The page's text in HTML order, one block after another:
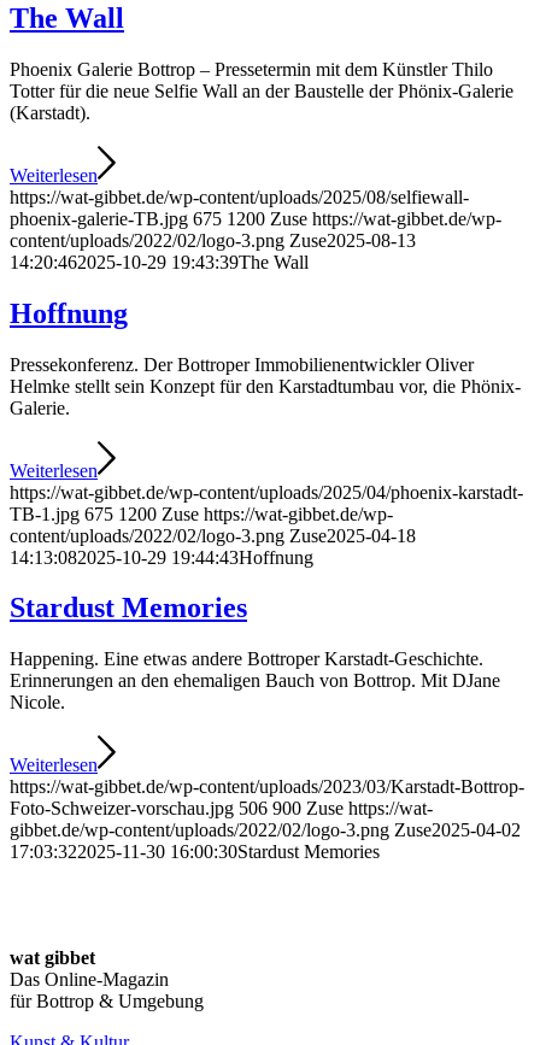
The Wall
Phoenix Galerie Bottrop – Pressetermin mit dem Künstler Thilo
Totter für die neue Selfie Wall an der Baustelle der Phönix-Galerie
(Karstadt).
Weiterlesen
https://wat-gibbet.de/wp-content/uploads/2025/08/selfiewall-
phoenix-galerie-TB.jpg 675 1200 Zuse https://wat-gibbet.de/wp-
content/uploads/2022/02/logo-3.png Zuse2025-08-13
14:20:462025-10-29 19:43:39The Wall
Hoffnung
Pressekonferenz. Der Bottroper Immobilien­entwickler Oliver
Helmke stellt sein Konzept für den Karstadtumbau vor, die Phönix-
Galerie.
Weiterlesen
https://wat-gibbet.de/wp-content/uploads/2025/04/phoenix-karstadt-
TB-1.jpg 675 1200 Zuse https://wat-gibbet.de/wp-
content/uploads/2022/02/logo-3.png Zuse2025-04-18
14:13:082025-10-29 19:44:43Hoffnung
Stardust Memories
Happening. Eine etwas andere Bottroper Karstadt-Geschichte.
Erinnerungen an den ehemaligen Bauch von Bottrop. Mit DJane
Nicole.
Weiterlesen
https://wat-gibbet.de/wp-content/uploads/2023/03/Karstadt-Bottrop-
Foto-Schweizer-vorschau.jpg 506 900 Zuse https://wat-
gibbet.de/wp-content/uploads/2022/02/logo-3.png Zuse2025-04-02
17:03:322025-11-30 16:00:30Stardust Memories
wat gibbet
Das Online-Magazin
für Bottrop & Umgebung